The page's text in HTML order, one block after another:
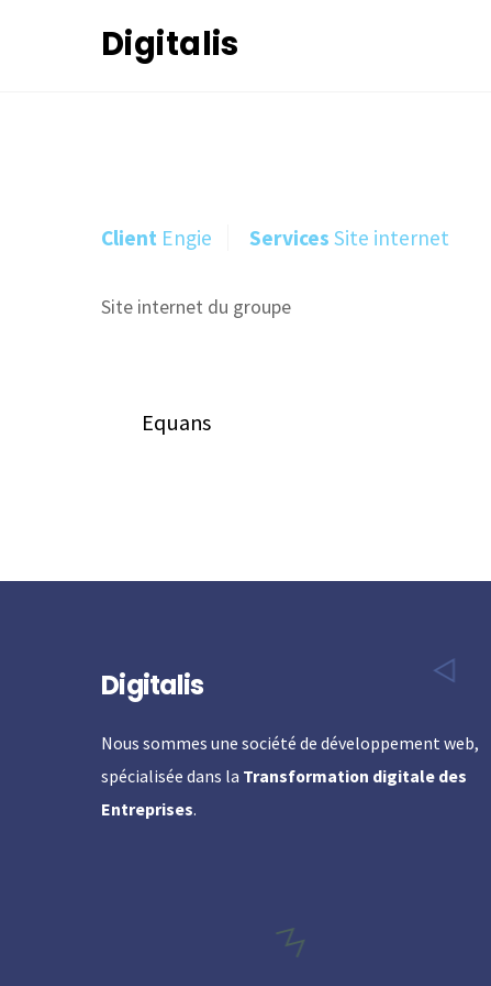
Digitalis
Client Engie Services Site internet
Site internet du groupe
Equans
Digitalis
Nous sommes une société de développement web,
spécialisée dans la Transformation digitale des
Entreprises.